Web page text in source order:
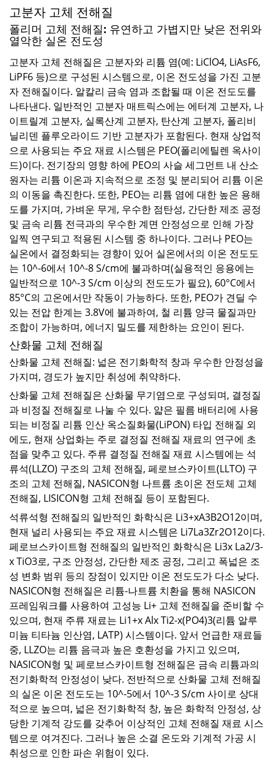
고분자 고체 전해질
폴리머 고체 전해질: 유연하고 가볍지만 낮은 전위와
열악한 실온 전도성
고분자 고체 전해질은 고분자와 리튬 염(예: LiClO4, LiAsF6,
LiPF6 등)으로 구성된 시스템으로, 이온 전도성을 가진 고분
자 전해질이다. 알칼리 금속 염과 조합될 때 이온 전도도를
나타낸다. 일반적인 고분자 매트릭스에는 에터계 고분자, 나
이트릴계 고분자, 실록산계 고분자, 탄산계 고분자, 폴리비
닐리덴 플루오라이드 기반 고분자가 포함된다. 현재 상업적
으로 사용되는 주요 재료 시스템은 PEO(폴리에틸렌 옥사이
드)이다. 전기장의 영향 하에 PEO의 사슬 세그먼트 내 산소
원자는 리튬 이온과 지속적으로 조정 및 분리되어 리튬 이온
의 이동을 촉진한다. 또한, PEO는 리튬 염에 대한 높은 용해
도를 가지며, 가벼운 무게, 우수한 점탄성, 간단한 제조 공정
및 금속 리튬 전극과의 우수한 계면 안정성으로 인해 가장
일찍 연구되고 적용된 시스템 중 하나이다. 그러나 PEO는
실온에서 결정화되는 경향이 있어 실온에서의 이온 전도도
는 10^-6에서 10^-8 S/cm에 불과하며(실용적인 응용에는
일반적으로 10^-3 S/cm 이상의 전도도가 필요), 60°C에서
85°C의 고온에서만 작동이 가능하다. 또한, PEO가 견딜 수
있는 전압 한계는 3.8V에 불과하여, 철 리튬 양극 물질과만
조합이 가능하며, 에너지 밀도를 제한하는 요인이 된다.
산화물 고체 전해질
산화물 고체 전해질: 넓은 전기화학적 창과 우수한 안정성을
가지며, 경도가 높지만 취성에 취약하다.
산화물 고체 전해질은 산화물 무기염으로 구성되며, 결정질
과 비정질 전해질로 나눌 수 있다. 얇은 필름 배터리에 사용
되는 비정질 리튬 인산 옥소질화물(LiPON) 타입 전해질 외
에도, 현재 상업화는 주로 결정질 전해질 재료의 연구에 초
점을 맞추고 있다. 주류 결정질 전해질 재료 시스템에는 석
류석(LLZO) 구조의 고체 전해질, 페로브스카이트(LLTO) 구
조의 고체 전해질, NASICON형 나트륨 초이온 전도체 고체
전해질, LISICON형 고체 전해질 등이 포함된다.
석류석형 전해질의 일반적인 화학식은 Li3+xA3B2O12이며,
현재 널리 사용되는 주요 재료 시스템은 Li7La3Zr2O12이다.
페로브스카이트형 전해질의 일반적인 화학식은 Li3x La2/3-
x TiO3로, 구조 안정성, 간단한 제조 공정, 그리고 폭넓은 조
성 변화 범위 등의 장점이 있지만 이온 전도도가 다소 낮다.
NASICON형 전해질은 리튬-나트륨 치환을 통해 NASICON
프레임워크를 사용하여 고성능 Li+ 고체 전해질을 준비할 수
있으며, 현재 주류 재료는 Li1+x Alx Ti2-x(PO4)3(리튬 알루
미늄 티타늄 인산염, LATP) 시스템이다. 앞서 언급한 재료들
중, LLZO는 리튬 음극과 높은 호환성을 가지고 있으며,
NASICON형 및 페로브스카이트형 전해질은 금속 리튬과의
전기화학적 안정성이 낮다. 전반적으로 산화물 고체 전해질
의 실온 이온 전도도는 10^-5에서 10^-3 S/cm 사이로 상대
적으로 높으며, 넓은 전기화학적 창, 높은 화학적 안정성, 상
당한 기계적 강도를 갖추어 이상적인 고체 전해질 재료 시스
템으로 여겨진다. 그러나 높은 소결 온도와 기계적 가공 시
취성으로 인한 파손 위험이 있다.